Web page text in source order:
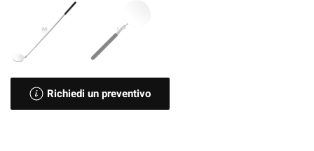
Richiedi un preventivo